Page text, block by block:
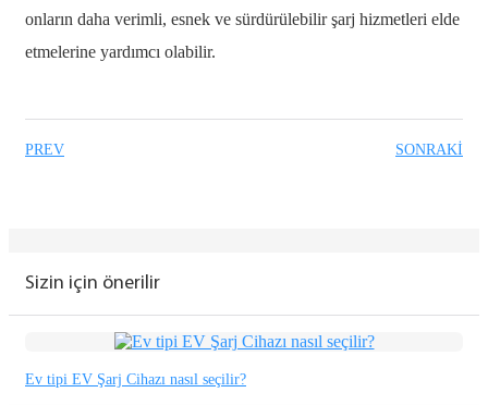
onların daha verimli, esnek ve sürdürülebilir şarj hizmetleri elde
etmelerine yardımcı olabilir.
PREV SONRAKI
Sizin için önerilir
Ev tipi EV Şarj Cihazı nasıl seçilir?